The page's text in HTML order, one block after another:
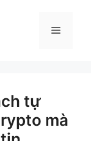
Menu
tự
mà